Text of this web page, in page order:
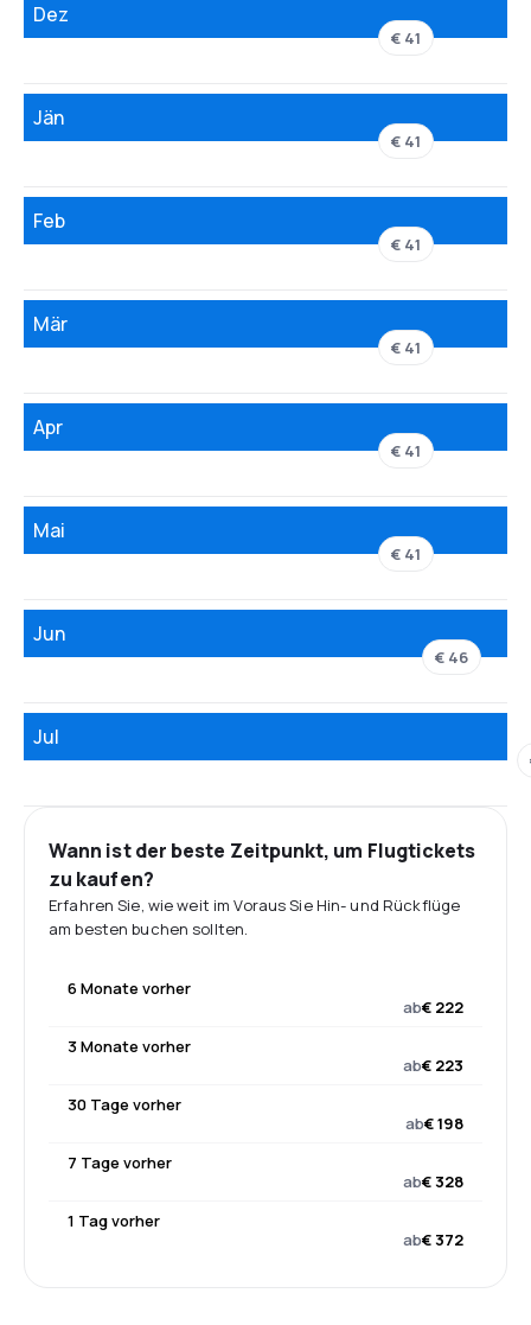
Dez
€ 41
Jän
€ 41
Feb
€ 41
Mär
€ 41
Apr
€ 41
Mai
€ 41
Jun
€ 46
Jul
Wann ist der beste Zeitpunkt, um Flugtickets
zu kaufen?
Erfahren Sie, wie weit im Voraus Sie Hin- und Rückflüge
am besten buchen sollten.
6 Monate vorher
ab€ 222
3 Monate vorher
ab€ 223
30 Tage vorher
ab€ 198
7 Tage vorher
ab€ 328
1 Tag vorher
ab€ 372